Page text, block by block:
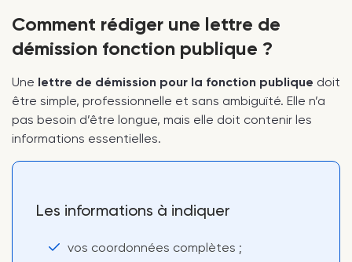
Comment rédiger une lettre de
démission fonction publique ?
Une lettre de démission pour la fonction publique doit
être simple, professionnelle et sans ambiguïté. Elle n’a
pas besoin d’être longue, mais elle doit contenir les
informations essentielles.
Les informations à indiquer
vos coordonnées complètes ;